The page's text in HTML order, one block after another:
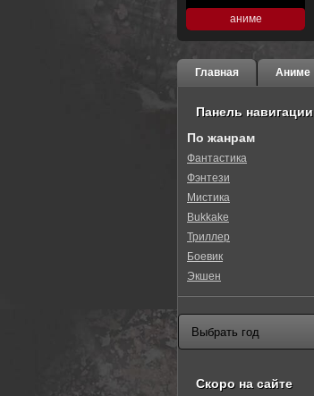
аниме
Главная Аниме
Панель навигации
По жанрам
Фантастика
Фэнтези
Мистика
Bukkake
Триллер
Боевик
Экшен
Скоро на сайте